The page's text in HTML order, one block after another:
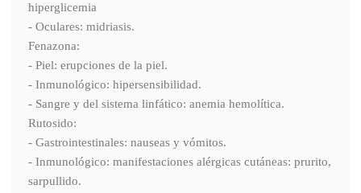
hiperglicemia
- Oculares: midriasis.
Fenazona:
- Piel: erupciones de la piel.
- Inmunológico: hipersensibilidad.
- Sangre y del sistema linfático: anemia hemolítica.
Rutosido:
- Gastrointestinales: nauseas y vómitos.
- Inmunológico: manifestaciones alérgicas cutáneas: prurito,
sarpullido.